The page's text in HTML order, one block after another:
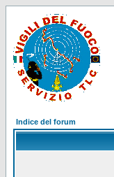
Indice del forum